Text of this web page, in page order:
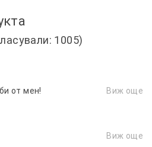
празен, трябва да се
1005)
от мен!
Виж още
Виж още